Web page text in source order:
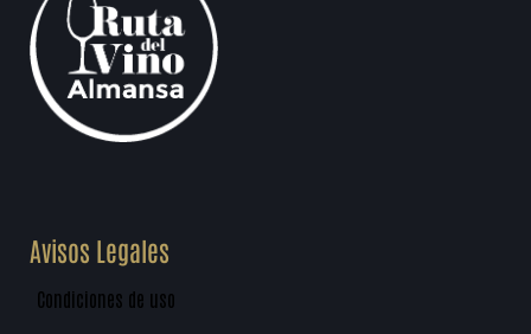
Avisos Legales
Condiciones de uso